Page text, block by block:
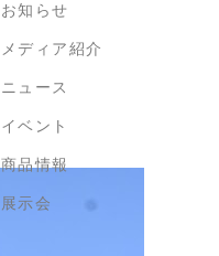
お知らせ
メディア紹介
ニュース
イベント
商品情報
展示会